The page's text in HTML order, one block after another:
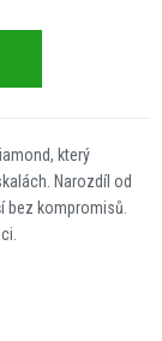
který
Narozdíl od
bez kompromisů.